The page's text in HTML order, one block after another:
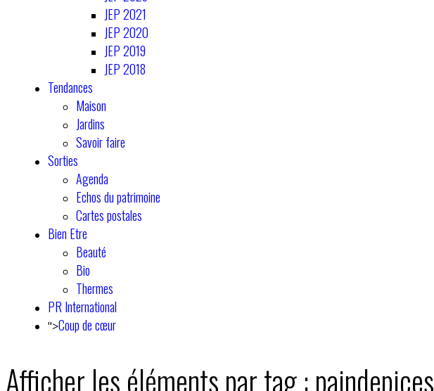
JEP 2021
JEP 2020
JEP 2019
JEP 2018
Tendances
Maison
Jardins
Savoir faire
Sorties
Agenda
Echos du patrimoine
Cartes postales
Bien Etre
Beauté
Bio
Thermes
PR International
">Coup de cœur
Afficher les éléments par tag : paindepices